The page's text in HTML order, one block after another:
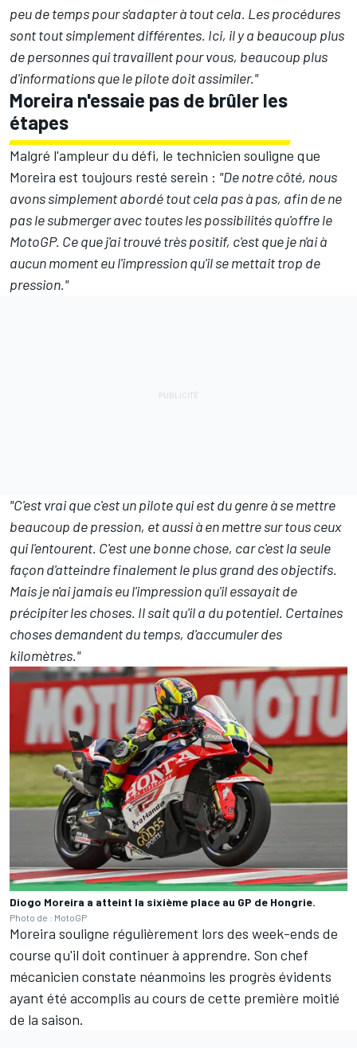
peu de temps pour s'adapter à tout cela. Les procédures
sont tout simplement différentes. Ici, il y a beaucoup plus
de personnes qui travaillent pour vous, beaucoup plus
d'informations que le pilote doit assimiler."
Moreira n'essaie pas de brûler les
étapes
Malgré l'ampleur du défi, le technicien souligne que
Moreira est toujours resté serein : "De notre côté, nous
avons simplement abordé tout cela pas à pas, afin de ne
pas le submerger avec toutes les possibilités qu'offre le
MotoGP. Ce que j'ai trouvé très positif, c'est que je n'ai à
aucun moment eu l'impression qu'il se mettait trop de
pression."
"C'est vrai que c'est un pilote qui est du genre à se mettre
beaucoup de pression, et aussi à en mettre sur tous ceux
qui l'entourent. C'est une bonne chose, car c'est la seule
façon d'atteindre finalement le plus grand des objectifs.
Mais je n'ai jamais eu l'impression qu'il essayait de
précipiter les choses. Il sait qu'il a du potentiel. Certaines
choses demandent du temps, d'accumuler des
kilomètres."
Diogo Moreira a atteint la sixième place au GP de Hongrie.
Photo de : MotoGP
Moreira souligne régulièrement lors des week-ends de
course qu'il doit continuer à apprendre. Son chef
mécanicien constate néanmoins les progrès évidents
ayant été accomplis au cours de cette première moitié
de la saison.